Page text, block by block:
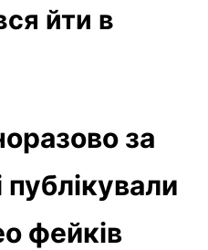
йти в
за
публікували
фейків